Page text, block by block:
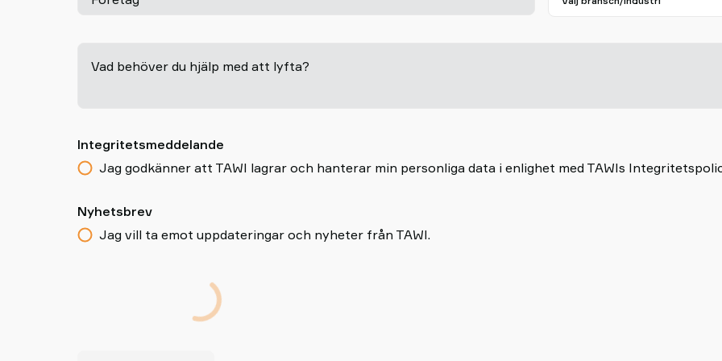
Vad behöver du hjälp med att lyfta?
Integritetsmeddelande
Jag godkänner att TAWI lagrar och hanterar min personliga data i enlighet med TAWIs
Nyhetsbrev
Jag vill ta emot uppdateringar och nyheter från TAWI.